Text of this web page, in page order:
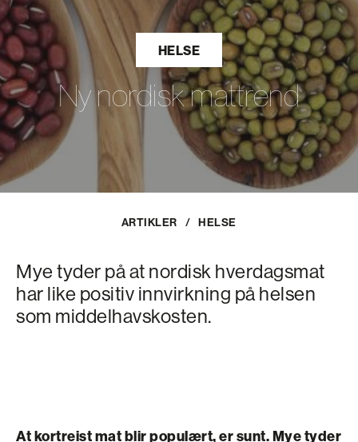
HELSE
Ny nordisk mattrend
ARTIKLER / HELSE
Mye tyder på at nordisk hverdagsmat
har like positiv innvirkning på helsen
som middelhavskosten.
At kortreist mat blir populært, er sunt. Mye tyder